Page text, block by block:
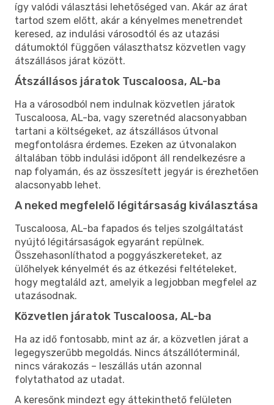
így valódi választási lehetőséged van. Akár az árat
tartod szem előtt, akár a kényelmes menetrendet
keresed, az indulási városodtól és az utazási
dátumoktól függően választhatsz közvetlen vagy
átszállásos járat között.
Átszállásos járatok Tuscaloosa, AL-ba
Ha a városodból nem indulnak közvetlen járatok
Tuscaloosa, AL-ba, vagy szeretnéd alacsonyabban
tartani a költségeket, az átszállásos útvonal
megfontolásra érdemes. Ezeken az útvonalakon
általában több indulási időpont áll rendelkezésre a
nap folyamán, és az összesített jegyár is érezhetően
alacsonyabb lehet.
A neked megfelelő légitársaság kiválasztása
Tuscaloosa, AL-ba fapados és teljes szolgáltatást
nyújtó légitársaságok egyaránt repülnek.
Összehasonlíthatod a poggyászkereteket, az
ülőhelyek kényelmét és az étkezési feltételeket,
hogy megtaláld azt, amelyik a legjobban megfelel az
utazásodnak.
Közvetlen járatok Tuscaloosa, AL-ba
Ha az idő fontosabb, mint az ár, a közvetlen járat a
legegyszerűbb megoldás. Nincs átszállóterminál,
nincs várakozás – leszállás után azonnal
folytathatod az utadat.
A keresőnk mindezt egy áttekinthető felületen